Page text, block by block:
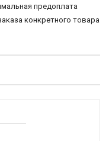
предоплата
конкретного товара